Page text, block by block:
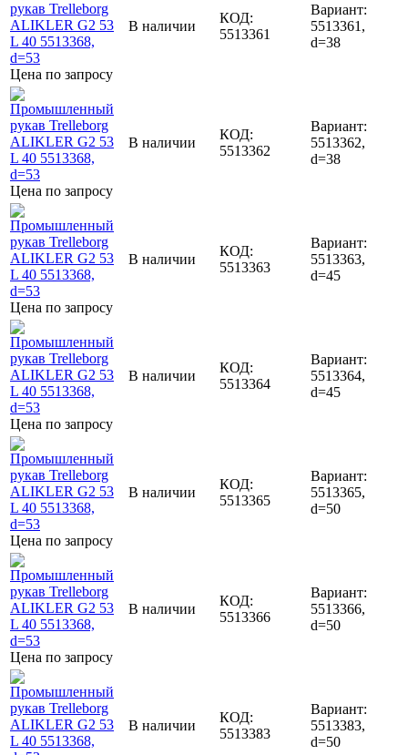
Цена по запросу
В наличии
КОД:
5513361
Вариант:
5513361,
d=38
Цена по запросу
В наличии
КОД:
5513362
Вариант:
5513362,
d=38
Цена по запросу
В наличии
КОД:
5513363
Вариант:
5513363,
d=45
Цена по запросу
В наличии
КОД:
5513364
Вариант:
5513364,
d=45
Цена по запросу
В наличии
КОД:
5513365
Вариант:
5513365,
d=50
Цена по запросу
В наличии
КОД:
5513366
Вариант:
5513366,
d=50
В наличии
КОД:
5513383
Вариант:
5513383,
d=50